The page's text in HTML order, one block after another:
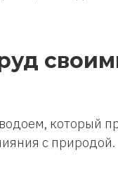
который
с природой.